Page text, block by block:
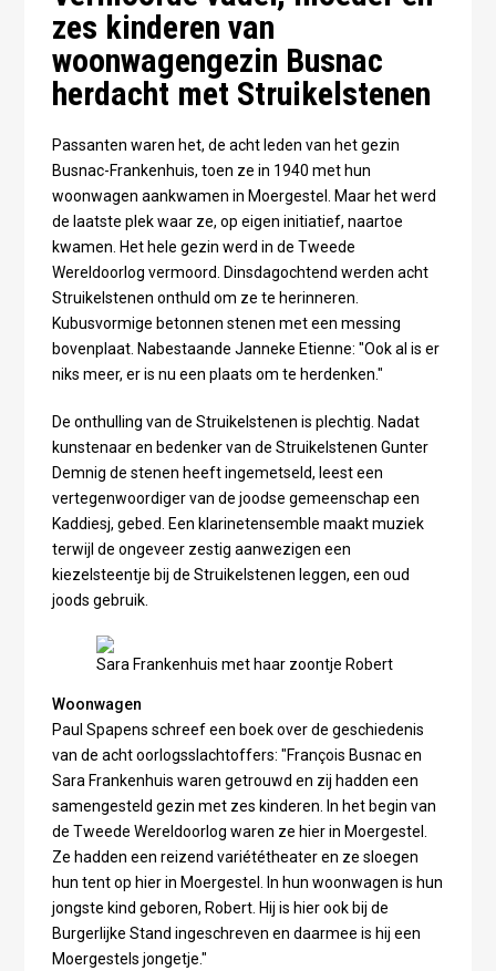
zes kinderen van
woonwagengezin Busnac
herdacht met Struikelstenen
Passanten waren het, de acht leden van het gezin
Busnac-Frankenhuis, toen ze in 1940 met hun
woonwagen aankwamen in Moergestel. Maar het werd
de laatste plek waar ze, op eigen initiatief, naartoe
kwamen. Het hele gezin werd in de Tweede
Wereldoorlog vermoord. Dinsdagochtend werden acht
Struikelstenen onthuld om ze te herinneren.
Kubusvormige betonnen stenen met een messing
bovenplaat. Nabestaande Janneke Etienne: "Ook al is er
niks meer, er is nu een plaats om te herdenken."
De onthulling van de Struikelstenen is plechtig. Nadat
kunstenaar en bedenker van de Struikelstenen Gunter
Demnig de stenen heeft ingemetseld, leest een
vertegenwoordiger van de joodse gemeenschap een
Kaddiesj, gebed. Een klarinetensemble maakt muziek
terwijl de ongeveer zestig aanwezigen een
kiezelsteentje bij de Struikelstenen leggen, een oud
joods gebruik.
Sara Frankenhuis met haar zoontje Robert
Woonwagen
Paul Spapens schreef een boek over de geschiedenis
van de acht oorlogsslachtoffers: "François Busnac en
Sara Frankenhuis waren getrouwd en zij hadden een
samengesteld gezin met zes kinderen. In het begin van
de Tweede Wereldoorlog waren ze hier in Moergestel.
Ze hadden een reizend variététheater en ze sloegen
hun tent op hier in Moergestel. In hun woonwagen is hun
jongste kind geboren, Robert. Hij is hier ook bij de
Burgerlijke Stand ingeschreven en daarmee is hij een
Moergestels jongetje."